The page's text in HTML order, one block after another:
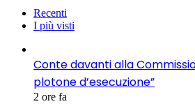
Recenti
I più visti
Conte davanti alla
plotone d’esecuzione”
2 ore fa